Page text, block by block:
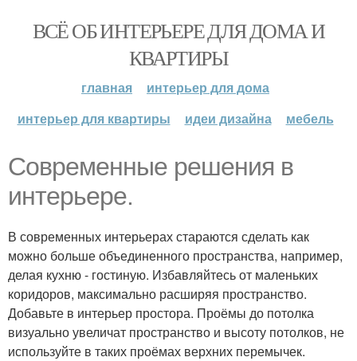
ВСЁ ОБ ИНТЕРЬЕРЕ ДЛЯ ДОМА И
КВАРТИРЫ
главная
интерьер для дома
интерьер для квартиры
идеи дизайна мебель
Современные решения в
интерьере.
В современных интерьерах стараются сделать как
можно больше объединенного пространства, например,
делая кухню - гостиную. Избавляйтесь от маленьких
коридоров, максимально расширяя пространство.
Добавьте в интерьер простора. Проёмы до потолка
визуально увеличат пространство и высоту потолков, не
используйте в таких проёмах верхних перемычек.